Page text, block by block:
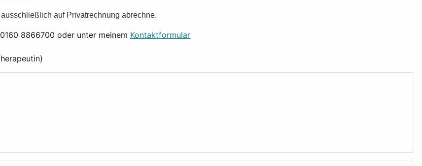
auf Privatrechnung abrechne.
8866700 oder unter meinem Kontaktformular